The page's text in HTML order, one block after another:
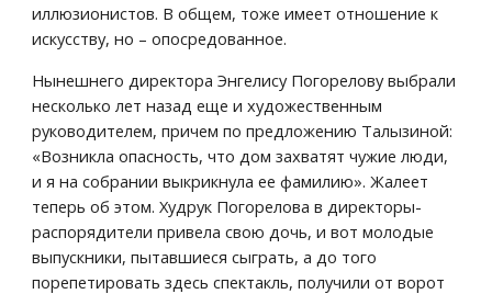
иллюзионистов. В общем, тоже имеет отношение к
искусству, но – опосредованное.
Нынешнего директора Энгелису Погорелову выбрали
несколько лет назад еще и художественным
руководителем, причем по предложению Талызиной:
«Возникла опасность, что дом захватят чужие люди,
и я на собрании выкрикнула ее фамилию». Жалеет
теперь об этом. Худрук Погорелова в директоры-
распорядители привела свою дочь, и вот молодые
выпускники, пытавшиеся сыграть, а до того
порепетировать здесь спектакль, получили от ворот